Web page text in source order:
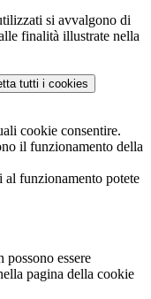
si avvalgono di
finalità illustrate nella
tutti i cookies
cookie consentire.
il funzionamento della
al funzionamento potete
essere
pagina della cookie